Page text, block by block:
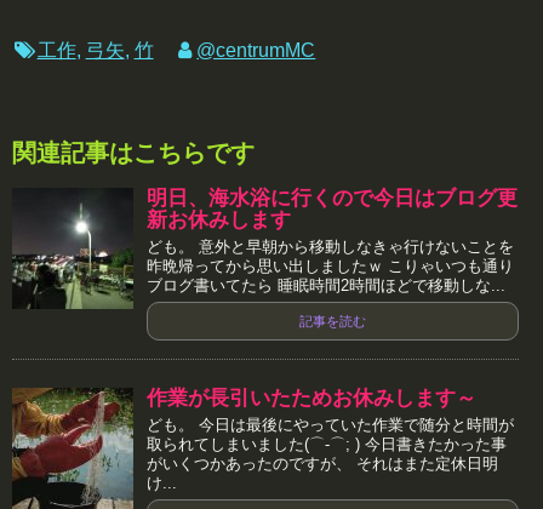
工作, 弓矢, 竹 @centrumMC
関連記事はこちらです
明日、海水浴に行くので今日はブログ更
新お休みします
ども。 意外と早朝から移動しなきゃ行けないことを
昨晩帰ってから思い出しましたｗ こりゃいつも通り
ブログ書いてたら 睡眠時間2時間ほどで移動しな...
記事を読む
作業が長引いたためお休みします～
ども。 今日は最後にやっていた作業で随分と時間が
取られてしまいました(⌒-⌒; ) 今日書きたかった事
がいくつかあったのですが、 それはまた定休日明
け...